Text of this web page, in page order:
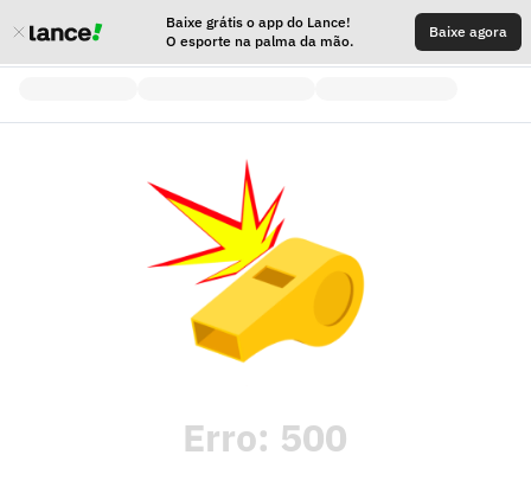
Baixe grátis o app do Lance!
O esporte na palma da mão.
Baixe agora
Erro: 500